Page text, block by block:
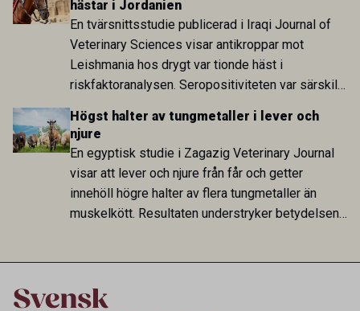
hästar i Jordanien
En tvärsnittsstudie publicerad i Iraqi Journal of
Veterinary Sciences visar antikroppar mot
Leishmania hos drygt var tionde häst i
riskfaktoranalysen. Seropositiviteten var särskilt
hög i Zarqa och statistiskt kopplad till bland
annat stallhållning. Resultaten visar att hästarna
har exponerats för parasiten – men inte att de
fungerar som reservoarer eller bidrar till
smittspridning.
Högst halter av tungmetaller i lever och
njure
En egyptisk studie i Zagazig Veterinary Journal
visar att lever och njure från får och getter
innehöll högre halter av flera tungmetaller än
muskelkött. Resultaten understryker betydelsen